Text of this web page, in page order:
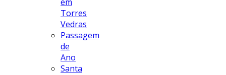
Torres
Vedras
Passagem
de
Ano
Santa